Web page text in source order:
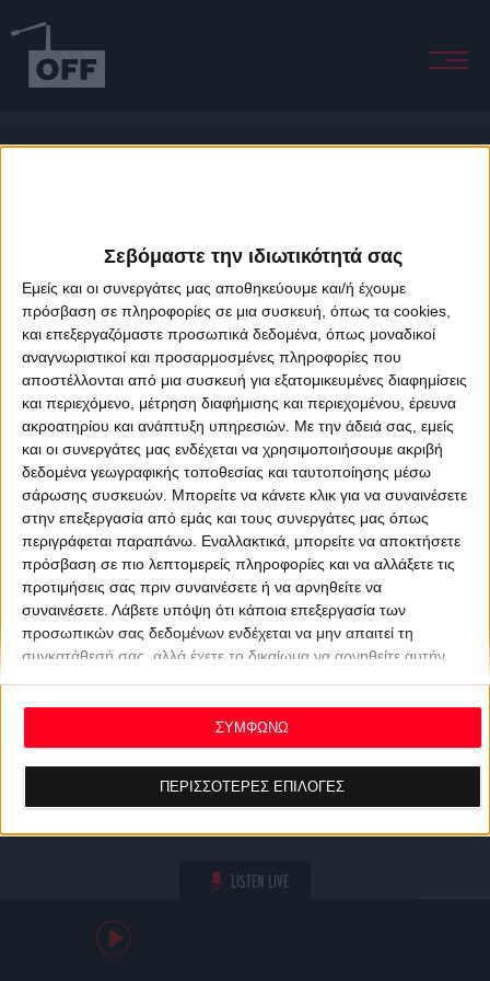
Σεβόμαστε την ιδιωτικότητά σας
Εμείς και οι συνεργάτες μας αποθηκεύουμε και/ή έχουμε
πρόσβαση σε πληροφορίες σε μια συσκευή, όπως τα cookies,
και επεξεργαζόμαστε προσωπικά δεδομένα, όπως μοναδικοί
αναγνωριστικοί και προσαρμοσμένες πληροφορίες που
αποστέλλονται από μια συσκευή για εξατομικευμένες διαφημίσεις
και περιεχόμενο, μέτρηση διαφήμισης και περιεχομένου, έρευνα
ακροατηρίου και ανάπτυξη υπηρεσιών. Με την άδειά σας, εμείς
και οι συνεργάτες μας ενδέχεται να χρησιμοποιήσουμε ακριβή
δεδομένα γεωγραφικής τοποθεσίας και ταυτοποίησης μέσω
σάρωσης συσκευών. Μπορείτε να κάνετε κλικ για να συναινέσετε
στην επεξεργασία από εμάς και τους συνεργάτες μας όπως
περιγράφεται παραπάνω. Εναλλακτικά, μπορείτε να αποκτήσετε
πρόσβαση σε πιο λεπτομερείς πληροφορίες και να αλλάξετε τις
προτιμήσεις σας πριν συναινέσετε ή να αρνηθείτε να
συναινέσετε. Λάβετε υπόψη ότι κάποια επεξεργασία των
προσωπικών σας δεδομένων ενδέχεται να μην απαιτεί τη
συγκατάθεσή σας, αλλά έχετε το δικαίωμα να αρνηθείτε αυτήν
ανακαλέσετε τη συγκατάθεσή σας ανά πάσα στιγμή
επιστρέφοντας σε αυτόν τον ιστότοπο και κάνοντας κλικ στο
κουμπί "Απορρήτου" στο κάτω μέρος της ιστοσελίδας.
ΠΕΡΙΣΣΟΤΕΡΕΣ ΕΠΙΛΟΓΕΣ
ΣΥΜΦΩΝΩ
LISTEN LIVE
About Offradio Business Class Terms & Conditions
Privacy Policy
Designed & developed byporcupine colors&Fotis Alexandrou